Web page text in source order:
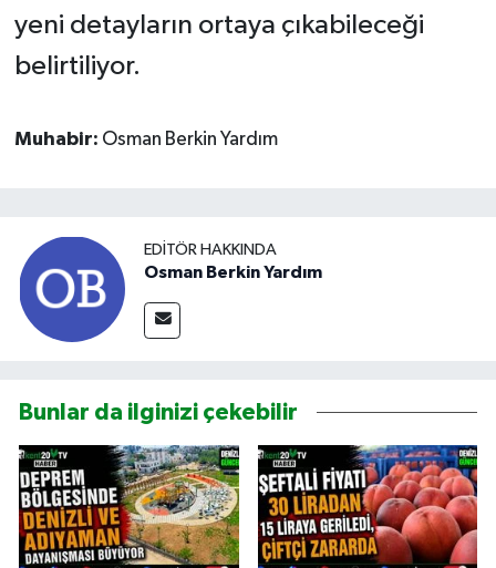
yeni detayların ortaya çıkabileceği
belirtiliyor.
Muhabir: Osman Berkin Yardım
EDITÖR HAKKINDA
Osman Berkin Yardım
Bunlar da ilginizi çekebilir